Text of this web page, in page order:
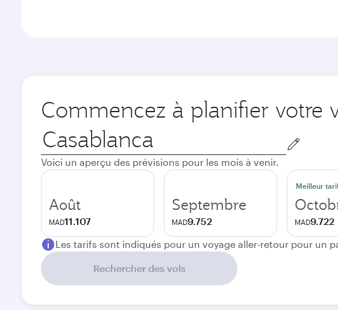
Commencez à planifier votre
Ville
de
départ
Voici un aperçu des prévisions pour les mois à venir.
Août
MAD11.107
Septembre
MAD9.752
Meilleur
MAD9.722
Les tarifs sont indiqués pour un voyage aller-retour pour un
Rechercher des vols